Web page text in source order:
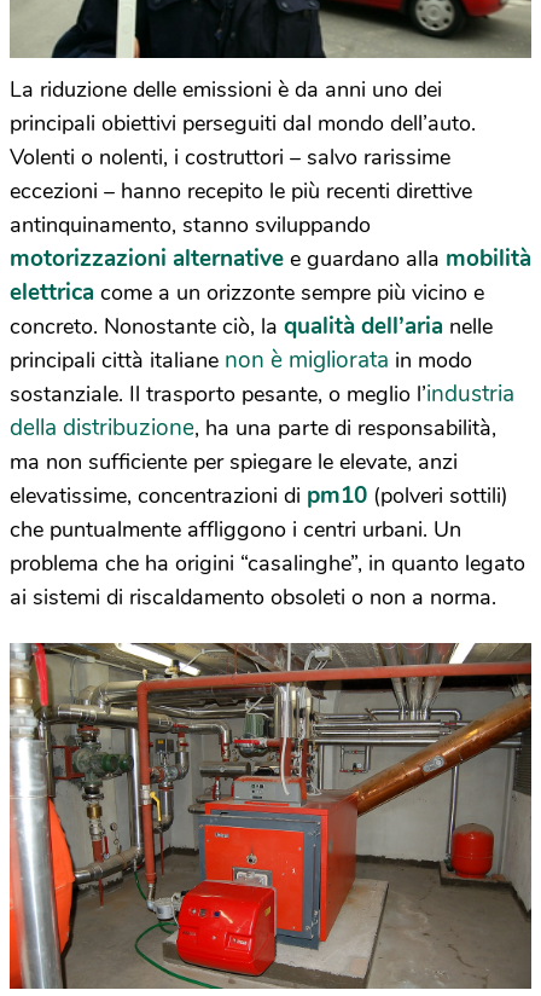
La riduzione delle emissioni è da anni uno dei
principali obiettivi perseguiti dal mondo dell’auto.
Volenti o nolenti, i costruttori – salvo rarissime
eccezioni – hanno recepito le più recenti direttive
antinquinamento, stanno sviluppando
motorizzazioni alternative e guardano alla mobilità
elettrica come a un orizzonte sempre più vicino e
concreto. Nonostante ciò, la qualità dell’aria nelle
principali città italiane non è migliorata in modo
sostanziale. Il trasporto pesante, o meglio l’industria
della distribuzione, ha una parte di responsabilità,
ma non sufficiente per spiegare le elevate, anzi
elevatissime, concentrazioni di pm10 (polveri sottili)
che puntualmente affliggono i centri urbani. Un
problema che ha origini “casalinghe”, in quanto legato
ai sistemi di riscaldamento obsoleti o non a norma.